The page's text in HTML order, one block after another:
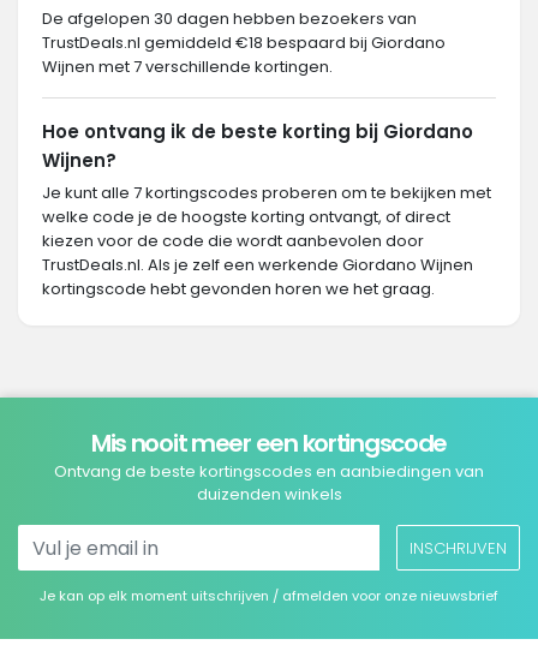
De afgelopen 30 dagen hebben bezoekers van
TrustDeals.nl gemiddeld €18 bespaard bij Giordano
Wijnen met 7 verschillende kortingen.
Hoe ontvang ik de beste korting bij Giordano
Wijnen?
Je kunt alle 7 kortingscodes proberen om te bekijken met
welke code je de hoogste korting ontvangt, of direct
kiezen voor de code die wordt aanbevolen door
TrustDeals.nl. Als je zelf een werkende Giordano Wijnen
kortingscode hebt gevonden horen we het graag.
Mis nooit meer een kortingscode
Ontvang de beste kortingscodes en aanbiedingen van
duizenden winkels
INSCHRIJVEN
Je kan op elk moment uitschrijven / afmelden voor onze nieuwsbrief